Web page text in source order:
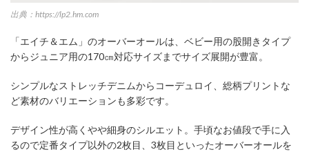
出典：https://lp2.hm.com
「エイチ＆エム」のオーバーオールは、ベビー用の股開きタイプ
からジュニア用の170㎝対応サイズまでサイズ展開が豊富。
シンプルなストレッチデニムからコーデュロイ、総柄プリントな
ど素材のバリエーションも多彩です。
デザイン性が高くやや細身のシルエット。手頃なお値段で手に入
るので定番タイプ以外の2枚目、3枚目といったオーバーオールを